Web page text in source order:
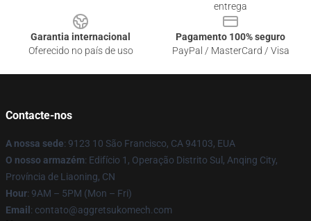
entrega
Garantia internacional
Oferecido no país de uso
Pagamento 100% seguro
PayPal / MasterCard / Visa
Contacte-nos
A nossa sede: 9123 10 São Francisco, CA 94103, EUA
O nosso armazém: Edifício 1, Operação Distrito Sul, Anqing City,
Província de Liaoning, CN
Hour: 9AM – 5PM (Mon – Fri)
Email : contato@aggretsukomech.com